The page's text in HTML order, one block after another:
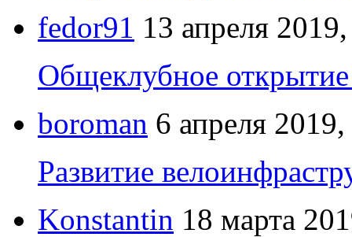
fedor91 13 апреля
Общеклубное открытие
boroman 6 апреля
Развитие
Konstantin 18 марта